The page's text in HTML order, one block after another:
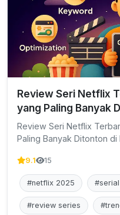
Review Seri Netflix
yang Paling Banyak
Review Seri Netflix
Paling Banyak Ditonton di
9.1 15
#netflix 2025
#review series